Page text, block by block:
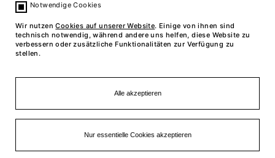
Notwendige Cookies
Wir nutzenCookies auf unserer Website. Einige von ihnen sind
technisch notwendig, während andere uns helfen, diese Website zu
verbessern oder zusätzliche Funktionalitäten zur Verfügung zu
stellen.
Alle akzeptieren
Nur essentielle Cookies akzeptieren